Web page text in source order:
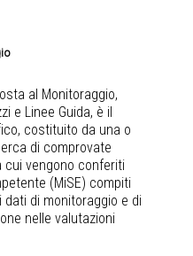
al Monitoraggio,
e Linee Guida, è il
costituito da una o
di comprovate
cui vengono conferiti
(MiSE) compiti
di monitoraggio e di
nelle valutazioni